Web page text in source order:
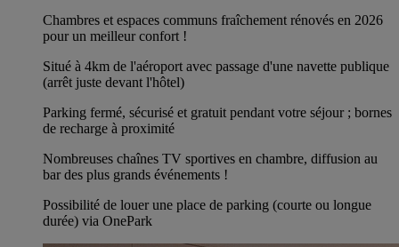
Chambres et espaces communs fraîchement rénovés en 2026
pour un meilleur confort !
Situé à 4km de l'aéroport avec passage d'une navette publique
(arrêt juste devant l'hôtel)
Parking fermé, sécurisé et gratuit pendant votre séjour ; bornes
de recharge à proximité
Nombreuses chaînes TV sportives en chambre, diffusion au
bar des plus grands événements !
Possibilité de louer une place de parking (courte ou longue
durée) via OnePark